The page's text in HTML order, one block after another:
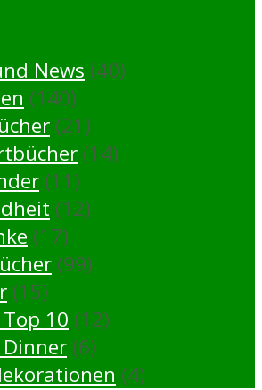
News (40)
(140)
(21)
(14)
(11)
(12)
(17)
(99)
(15)
10 (12)
(6)
(4)